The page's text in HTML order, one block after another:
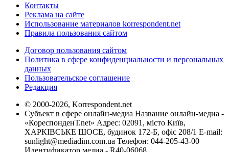
Контакты
Реклама на сайте
Использование материалов korrespondent.net
Правила пользования сайтом
Договор пользования сайтом
Политика в сфере конфиденциальности и персональных
данных
Пользовательское соглашение
Редакция
© 2000-2026, Korrespondent.net
Субъект в сфере онлайн-медиа Название онлайн-медиа -
«КореспонденТ.net» Адрес: 02091, місто Київ,
ХАРКІВСЬКЕ ШОСЕ, будинок 172-Б, офіс 208/1 E-mail:
sunlight@mediadim.com.ua Телефон: 044-205-43-00
Идентификатор медиа - R40-06068